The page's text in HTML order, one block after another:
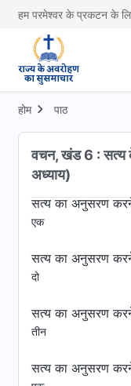
हम परमेश्वर के प्रकटन के
होम पाठ
वचन, खंड 6 : सत्य
अध्याय)
सत्य का अनुसरण
दो
तीन
सत्य का अनुसरण
सत्य का अनुसरण
एक
सत्य का अनुसरण
दो
सत्य का अनुसरण
तीन
सत्य का अनुसरण